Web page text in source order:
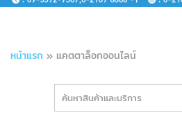
หน้าแรก » แคตตาล็อกออนไลน์